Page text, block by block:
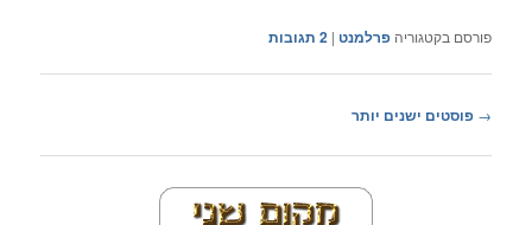
פורסם בקטגוריה פרלמנט |
2 תגובות
ניווט
→ פוסטים ישנים יותר